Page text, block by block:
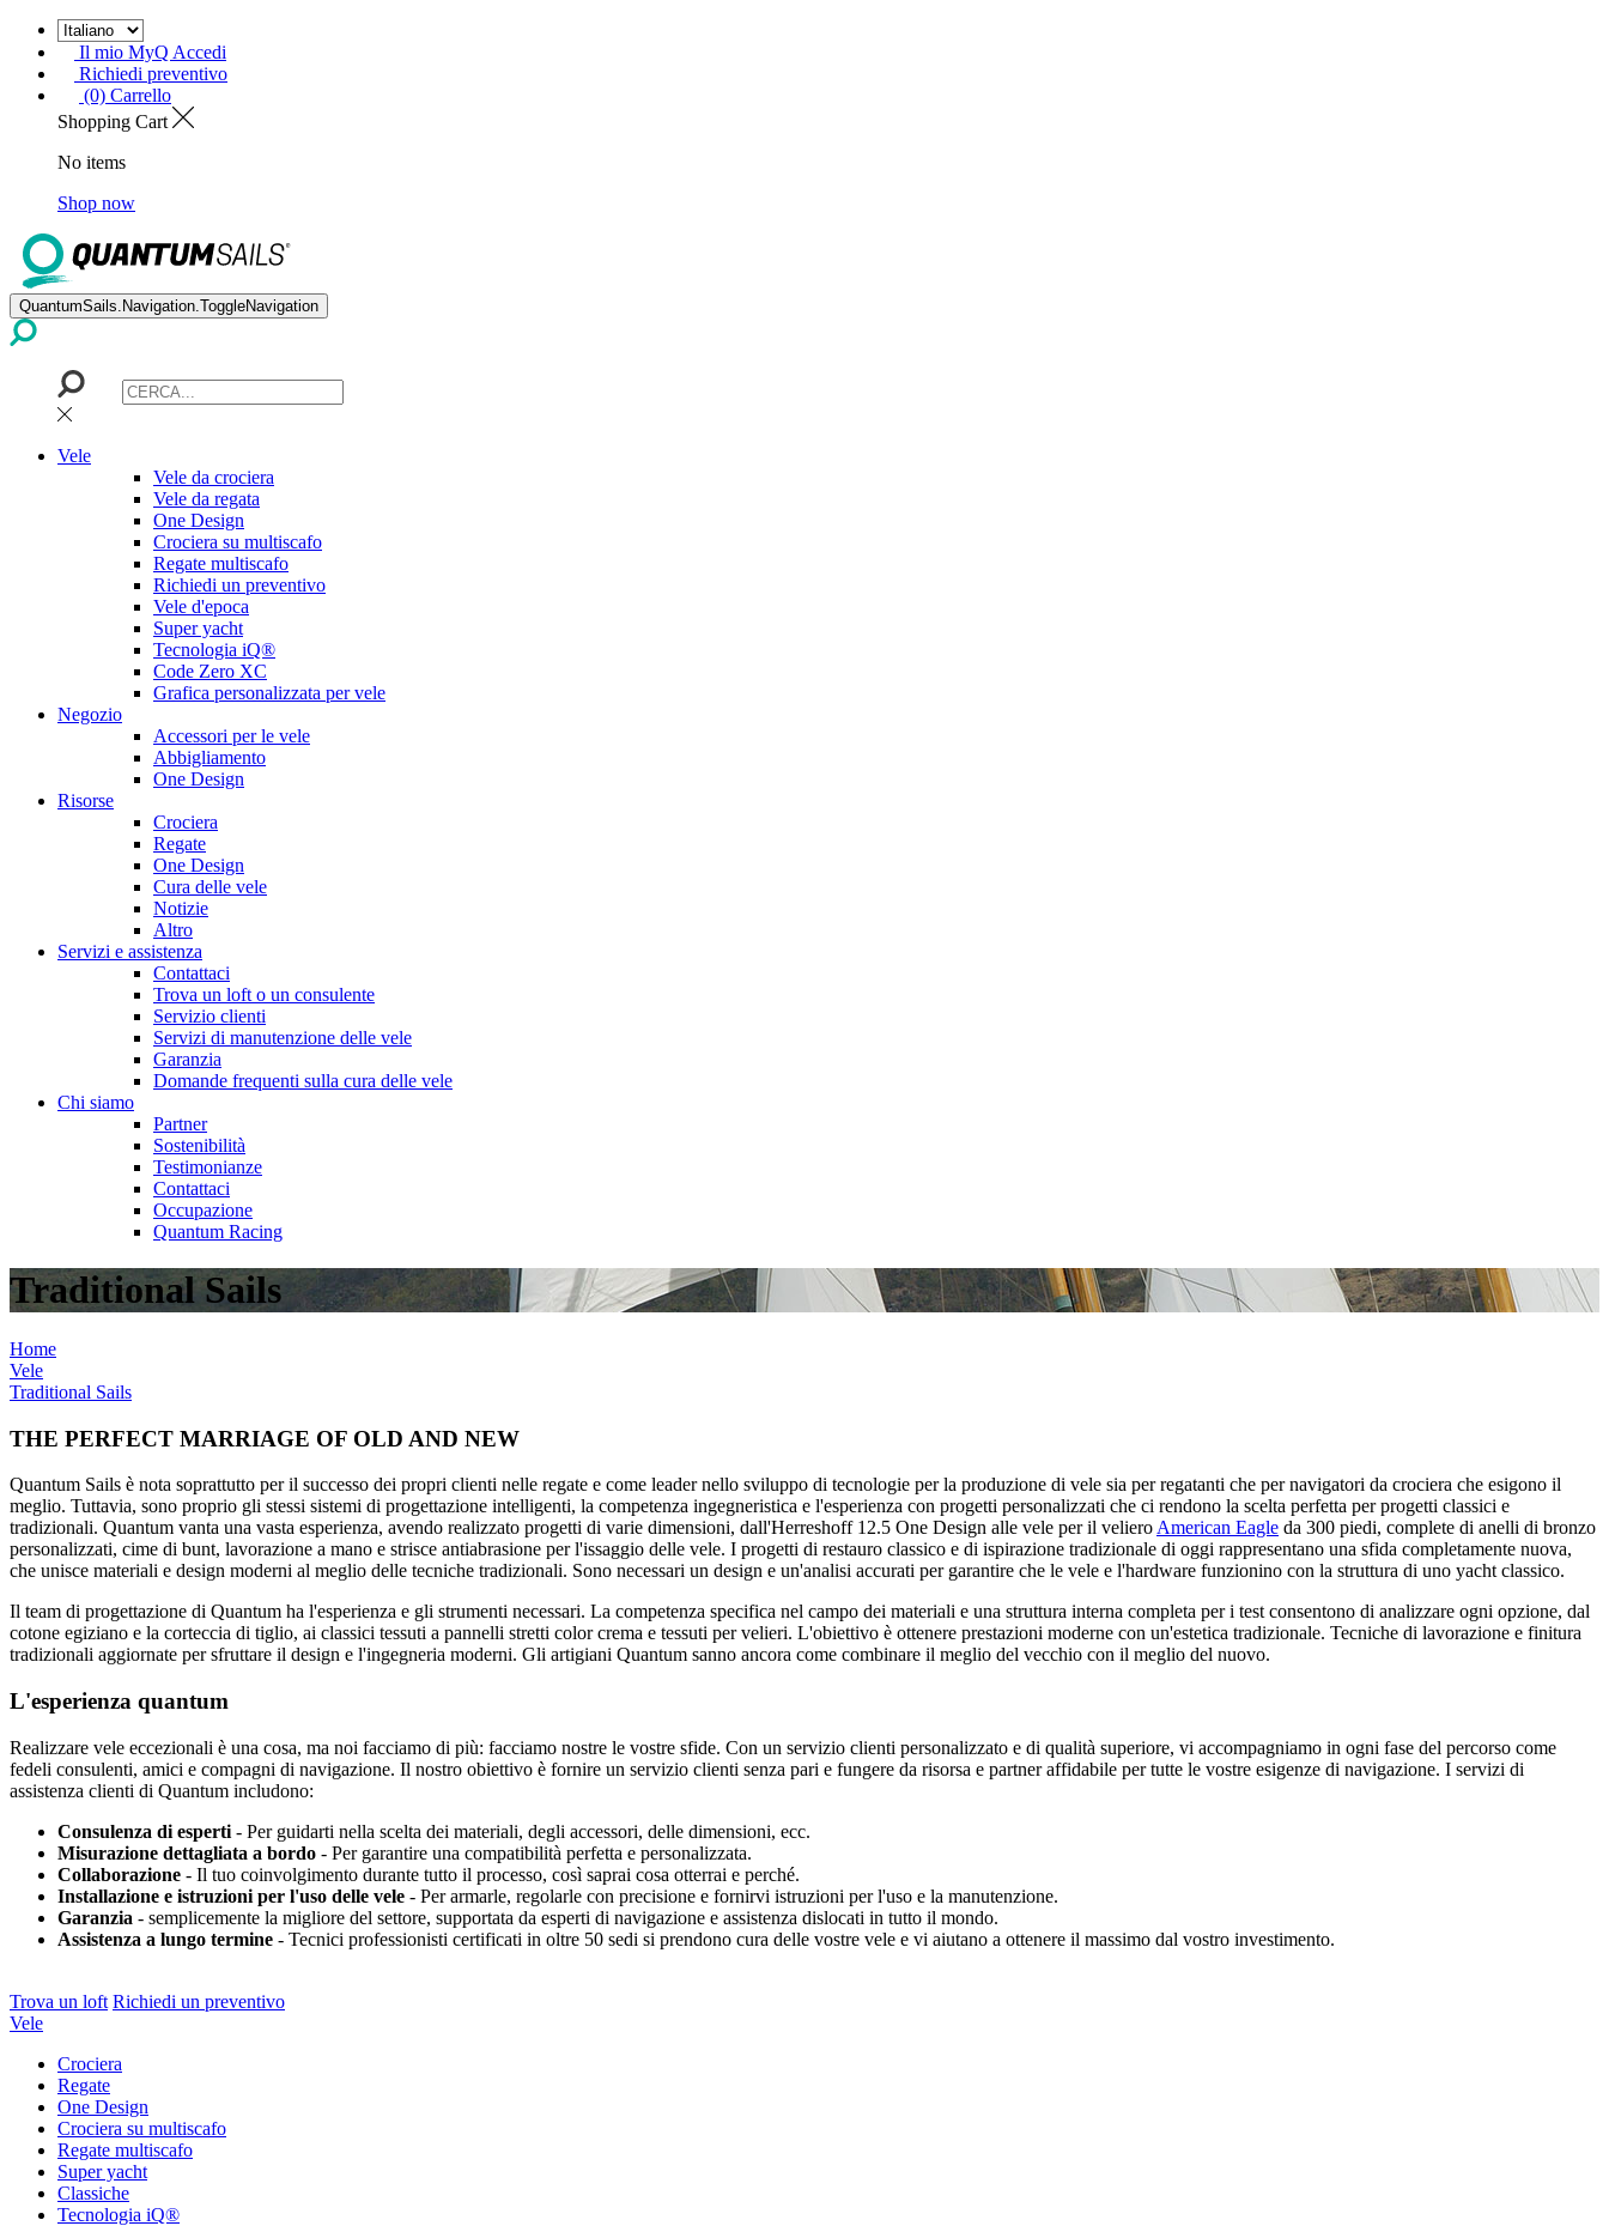
Il mio MyQ Accedi
Richiedi preventivo
(0) Carrello
Shopping Cart
No items
Shop now
QuantumSails.Navigation.ToggleNavigation
Vele
Vele da crociera
Vele da regata
One Design
Crociera su multiscafo
Regate multiscafo
Richiedi un preventivo
Vele d'epoca
Super yacht
Tecnologia iQ®
Code Zero XC
Grafica personalizzata per vele
Negozio
Accessori per le vele
Abbigliamento
One Design
Risorse
Crociera
Regate
One Design
Cura delle vele
Notizie
Altro
Servizi e assistenza
Contattaci
Trova un loft o un consulente
Servizio clienti
Servizi di manutenzione delle vele
Garanzia
Domande frequenti sulla cura delle vele
Chi siamo
Partner
Sostenibilità
Testimonianze
Contattaci
Occupazione
Quantum Racing
Traditional Sails
Home
Vele
Traditional Sails
THE PERFECT MARRIAGE OF OLD AND NEW
Quantum Sails è nota soprattutto per il successo dei propri clienti nelle regate e come leader nello sviluppo di tecnologie per la produzione di vele sia per regatanti che per navigatori da crociera che esigono il
meglio. Tuttavia, sono proprio gli stessi sistemi di progettazione intelligenti, la competenza ingegneristica e l'esperienza con progetti personalizzati che ci rendono la scelta perfetta per progetti classici e
tradizionali. Quantum vanta una vasta esperienza, avendo realizzato progetti di varie dimensioni, dall'Herreshoff 12.5 One Design alle vele per il veliero American Eagle da 300 piedi, complete di anelli di bronzo
personalizzati, cime di bunt, lavorazione a mano e strisce antiabrasione per l'issaggio delle vele. I progetti di restauro classico e di ispirazione tradizionale di oggi rappresentano una sfida completamente nuova,
che unisce materiali e design moderni al meglio delle tecniche tradizionali. Sono necessari un design e un'analisi accurati per garantire che le vele e l'hardware funzionino con la struttura di uno yacht classico.
Il team di progettazione di Quantum ha l'esperienza e gli strumenti necessari. La competenza specifica nel campo dei materiali e una struttura interna completa per i test consentono di analizzare ogni opzione, dal
cotone egiziano e la corteccia di tiglio, ai classici tessuti a pannelli stretti color crema e tessuti per velieri. L'obiettivo è ottenere prestazioni moderne con un'estetica tradizionale. Tecniche di lavorazione e finitura
tradizionali aggiornate per sfruttare il design e l'ingegneria moderni. Gli artigiani Quantum sanno ancora come combinare il meglio del vecchio con il meglio del nuovo.
L'esperienza quantum
Realizzare vele eccezionali è una cosa, ma noi facciamo di più: facciamo nostre le vostre sfide. Con un servizio clienti personalizzato e di qualità superiore, vi accompagniamo in ogni fase del percorso come
fedeli consulenti, amici e compagni di navigazione. Il nostro obiettivo è fornire un servizio clienti senza pari e fungere da risorsa e partner affidabile per tutte le vostre esigenze di navigazione. I servizi di
assistenza clienti di Quantum includono:
Consulenza di esperti - Per guidarti nella scelta dei materiali, degli accessori, delle dimensioni, ecc.
Misurazione dettagliata a bordo - Per garantire una compatibilità perfetta e personalizzata.
Collaborazione - Il tuo coinvolgimento durante tutto il processo, così saprai cosa otterrai e perché.
Installazione e istruzioni per l'uso delle vele - Per armarle, regolarle con precisione e fornirvi istruzioni per l'uso e la manutenzione.
Garanzia - semplicemente la migliore del settore, supportata da esperti di navigazione e assistenza dislocati in tutto il mondo.
Assistenza a lungo termine - Tecnici professionisti certificati in oltre 50 sedi si prendono cura delle vostre vele e vi aiutano a ottenere il massimo dal vostro investimento.
Trova un loft Richiedi un preventivo
Vele
Crociera
Regate
One Design
Crociera su multiscafo
Regate multiscafo
Super yacht
Classiche
Tecnologia iQ®